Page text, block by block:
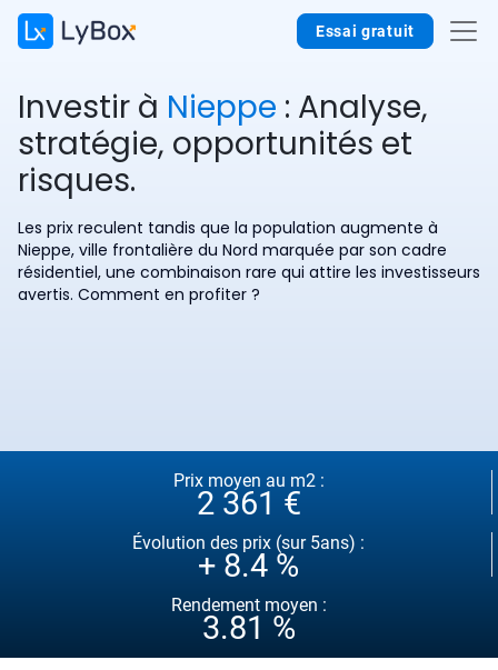
Essai gratuit
Investir à Nieppe : Analyse,
stratégie, opportunités et
risques.
Les prix reculent tandis que la population augmente à
Nieppe, ville frontalière du Nord marquée par son cadre
résidentiel, une combinaison rare qui attire les investisseurs
avertis. Comment en profiter ?
Prix moyen au m2 :
2 361 €
Évolution des prix (sur 5ans) :
+ 8.4 %
Rendement moyen :
3.81 %